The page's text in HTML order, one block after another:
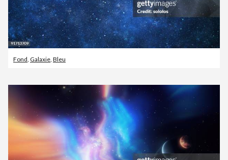
Fond Galaxie Bleu